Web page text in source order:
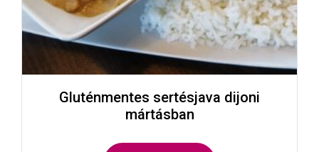
Gluténmentes sertésjava dijoni
mártásban